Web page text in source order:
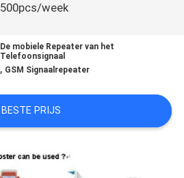
500pcs/week
De mobiele Repeater van het
Telefoonsignaal
, GSM Signaalrepeater
BESTE PRIJS